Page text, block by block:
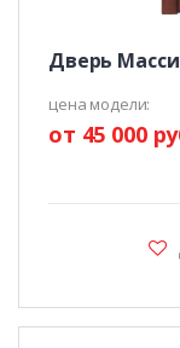
Дверь
цена модели:
от 45 000